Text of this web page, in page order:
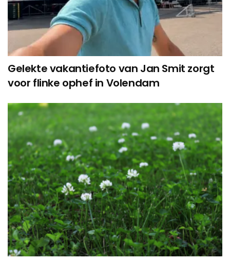
Gelekte vakantiefoto van Jan Smit zorgt
voor flinke ophef in Volendam